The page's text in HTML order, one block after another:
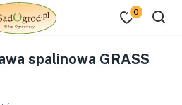
0
spalinowa GRASS